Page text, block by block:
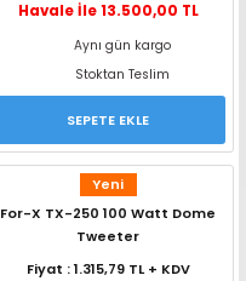
Havale İle 13.500,00 TL
Aynı gün kargo
Stoktan Teslim
SEPETE EKLE
Yeni
For-X TX-250 100 Watt Dome
Tweeter
Fiyat : 1.315,79 TL + KDV